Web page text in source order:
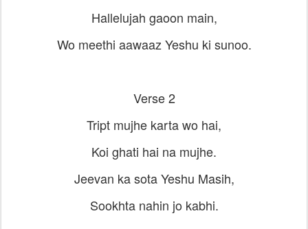
Hallelujah gaoon main,
Wo meethi aawaaz Yeshu ki sunoo.
Verse 2
Tript mujhe karta wo hai,
Koi ghati hai na mujhe.
Jeevan ka sota Yeshu Masih,
Sookhta nahin jo kabhi.